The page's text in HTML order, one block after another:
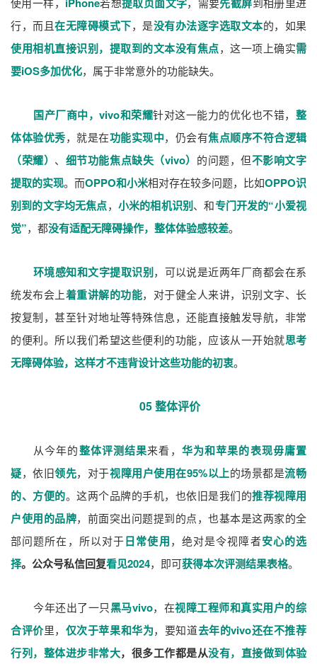
行，而且在无障碍模式下，是没有办法逐字选取文本的，如果
使用相机直接识别，提取到的文本没有焦点，这一项上确实需
要iOS多加优化，属于非常意外的功能缺失。
国产厂商中，vivo和荣耀针对这一能力的优化也不错，整
体体验优秀，就是在功能实现中，仍会有焦点顺序不符合逻辑
（荣耀） 、 细节功能焦点缺失（vivo） 的问题，但不影响文字
提取的实现。而OPPO和小米相对存在较多问题，比如OPPO识
别到的文字均无焦点， 小米的相机识别、和专门开发的“小爱视
觉”，都没有适配无障碍操作，整体体验感较差。
环境感知和文字提取识别，可以说是近两年厂商都会在系
统发布会上着重讲解的功能，对于健全人来讲，识别文字、长
按复制，甚至针对地址等特殊信息，还能直接触发导航，非常
的便利。所以我们希望这些便利的功能，应该从一开始就思考
无障碍体验，这样才不违背设计这些功能的初衷。
05 整体评价
从今年的整体评测结果来看， 华为和苹果的表现毋庸置
疑，依旧领先，对于视障用户使用在95%以上的场景都是流畅
的、方便的。这两个品牌的手机，也依旧是我们的推荐视障用
户使用的品牌，前面突出问题提到的点，也基本是这两家的全
部问题所在，所以对于日常使用，绝对是令视障者安心的选
择。公众号私信回复看见2024，即可获得本次评测结果表格。
今年还出了一只黑马vivo，在视障工程师和真实用户的综
合评价里， 仅次于苹果和华为，要知道去年的vivo还在不推荐
行列，整体进步非常大，很多工作都是从没有，直接做到体验